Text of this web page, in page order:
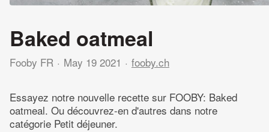
Baked oatmeal
Fooby FR May 19 2021 fooby.ch
Essayez notre nouvelle recette sur FOOBY: Baked
oatmeal. Ou découvrez-en d'autres dans notre
catégorie Petit déjeuner.